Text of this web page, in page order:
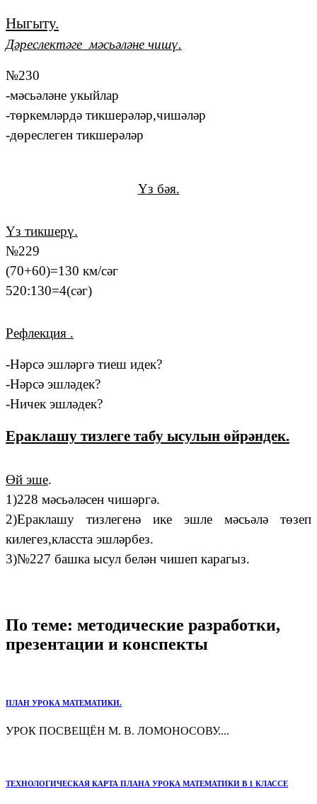
Ныгыту.
Дәреслектәге мәсьәләне чишү.
№230
-мәсьәләне укыйлар
-төркемләрдә тикшерәләр,чишәләр
-дөреслеген тикшерәләр
Үз бәя.
Үз тикшерү.
№229
(70+60)=130 км/сәг
520:130=4(сәг)
Рефлекция .
-Нәрсә эшләргә тиеш идек?
-Нәрсә эшләдек?
-Ничек эшләдек?
Ераклашу тизлеге табу ысулын өйрәндек.
Өй эше.
1)228 мәсьәләсен чишәргә.
2)Ераклашу тизлегенә ике эшле мәсьәлә төзеп
килегез,класста эшләрбез.
3)№227 башка ысул белән чишеп карагыз.
По теме: методические разработки,
презентации и конспекты
ПЛАН УРОКА МАТЕМАТИКИ.
УРОК ПОСВЕЩЁН М. В. ЛОМОНОСОВУ....
ТЕХНОЛОГИЧЕСКАЯ КАРТА ПЛАНА УРОКА МАТЕМАТИКИ В 1 КЛАССЕ